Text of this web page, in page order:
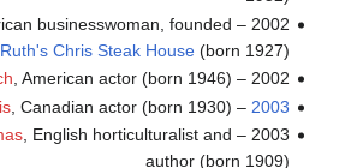
2002 –
businesswoman, founded
Ruth's Chris Steak House(born 1927)
2002 –
, American actor (born 1946)
2003
–
, Canadian actor (born 1930)
2003 –
, English horticulturalist and
author (born 1909)